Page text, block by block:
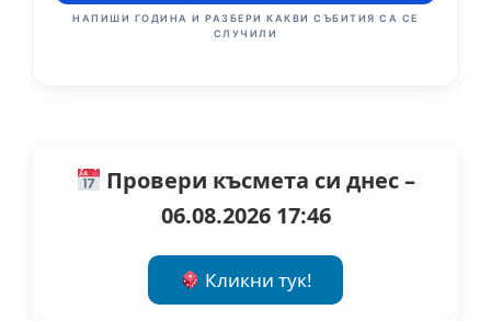
НАПИШИ ГОДИНА И РАЗБЕРИ КАКВИ СЪБИТИЯ СА СЕ
СЛУЧИЛИ
Провери късмета си днес –
06.08.2026 17:46
Кликни тук!